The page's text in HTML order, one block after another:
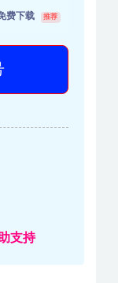
费下载 推荐
支持